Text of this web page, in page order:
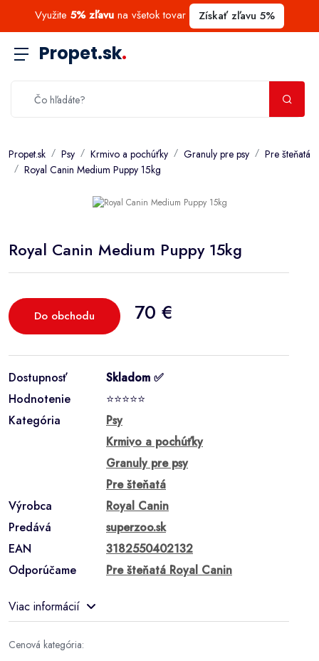
Využite 5% zľavu na všetok tovar Získať zľavu 5%
Propet.sk.
Propet.sk Psy Krmivo a pochúťky Granuly pre psy
Pre šteňatá
Royal Canin Medium Puppy 15kg
Royal Canin Medium Puppy 15kg
Do obchodu 70 €
Dostupnosť
Skladom ✅
Hodnotenie
⭐⭐⭐⭐⭐
Kategória
Psy
Krmivo a pochúťky
Granuly pre psy
Pre šteňatá
Výrobca
Royal Canin
Predává
superzoo.sk
EAN
3182550402132
Odporúčame
Pre šteňatá Royal Canin
Viac informácií
Cenová kategória: